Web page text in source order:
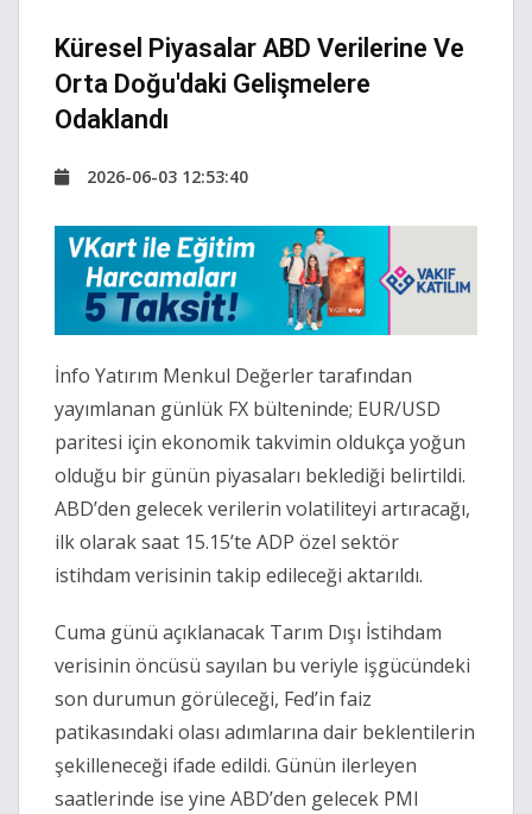
Küresel Piyasalar ABD Verilerine Ve
Orta Doğu'daki Gelişmelere
Odaklandı
2026-06-03 12:53:40
İnfo Yatırım Menkul Değerler tarafından
yayımlanan günlük FX bülteninde; EUR/USD
paritesi için ekonomik takvimin oldukça yoğun
olduğu bir günün piyasaları beklediği belirtildi.
ABD’den gelecek verilerin volatiliteyi artıracağı,
ilk olarak saat 15.15’te ADP özel sektör
istihdam verisinin takip edileceği aktarıldı.
Cuma günü açıklanacak Tarım Dışı İstihdam
verisinin öncüsü sayılan bu veriyle işgücündeki
son durumun görüleceği, Fed’in faiz
patikasındaki olası adımlarına dair beklentilerin
şekilleneceği ifade edildi. Günün ilerleyen
saatlerinde ise yine ABD’den gelecek PMI